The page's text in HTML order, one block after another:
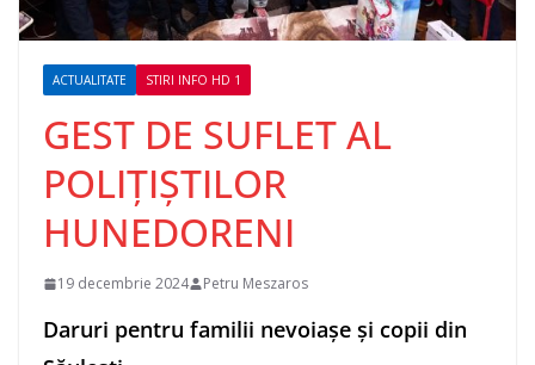
ACTUALITATE STIRI INFO HD 1
GEST DE SUFLET AL
POLIȚIȘTILOR
HUNEDORENI
19 decembrie 2024 Petru Meszaros
Daruri pentru familii nevoiașe și copii din